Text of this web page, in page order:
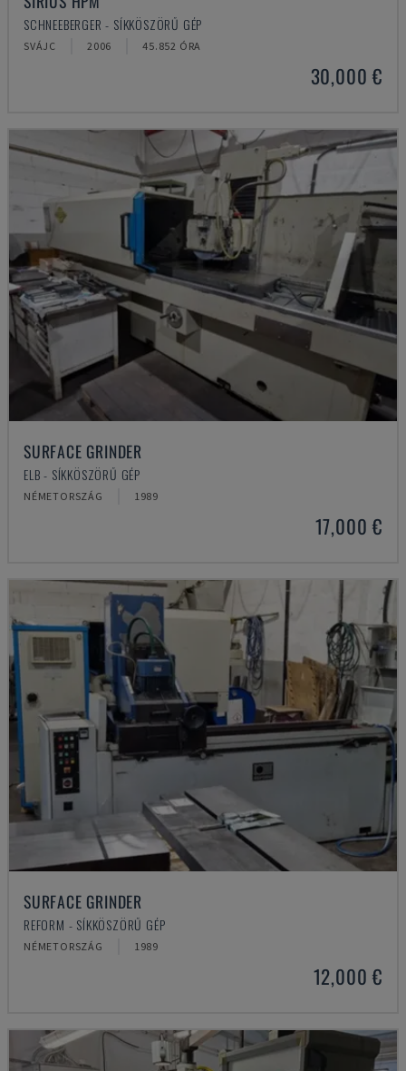
SCHNEEBERGER - SÍKKÖSZÖRŰ GÉP
SVÁJC 2006 45.852 ÓRA
30,000 €
SURFACE GRINDER
ELB - SÍKKÖSZÖRŰ GÉP
NÉMETORSZÁG 1989
17,000 €
SURFACE GRINDER
REFORM - SÍKKÖSZÖRŰ GÉP
NÉMETORSZÁG 1989
12,000 €